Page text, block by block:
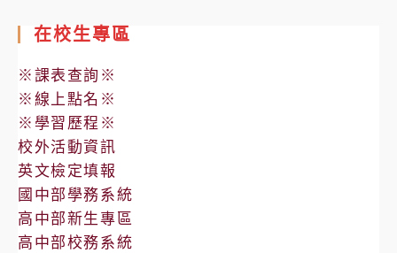
在校生專區
※課表查詢※
※線上點名※
※學習歷程※
校外活動資訊
英文檢定填報
國中部學務系統
高中部新生專區
高中部校務系統